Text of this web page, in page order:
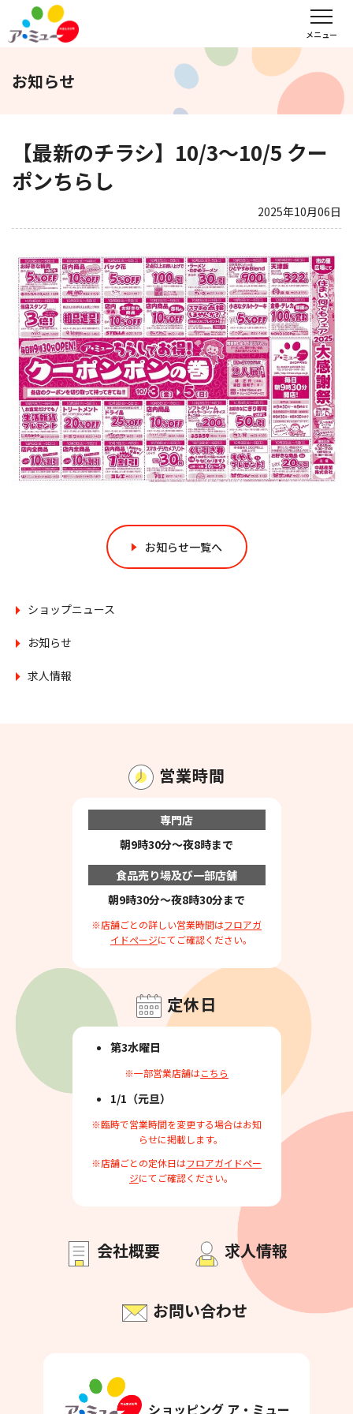
メニュー
フロアガイド レンタル会議室予約
サンキュー
福野タウンホテル
WEBチラシ アクセス 営業時間・定休日
会社概要 求人情報 お問い合わせ
お知らせ
【最新のチラシ】10/3～10/5 クー
ポンちらし
2025年10月06日
お知らせ一覧へ
ショップニュース
お知らせ
求人情報
営業時間
専門店
朝9時30分～夜8時まで
食品売り場及び一部店舗
朝9時30分～夜8時30分まで
※店舗ごとの詳しい営業時間はフロアガ
イドページにてご確認ください。
定休日
第3水曜日
※一部営業店舗はこちら
1/1（元旦）
※臨時で営業時間を変更する場合はお知
らせに掲載します。
※店舗ごとの定休日はフロアガイドペー
ジにてご確認ください。
会社概要 求人情報
お問い合わせ
ショッピング ア・ミュー